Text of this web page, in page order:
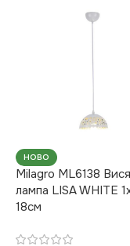
НОВО
Milagro ML6138
лампа LISA WHITE
18см